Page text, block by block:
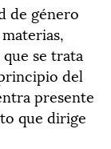
de género
se trata
del
presente
que dirige